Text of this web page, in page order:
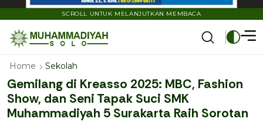
SCROLL UNTUK MELANJUTKAN MEMBACA
Home Sekolah
Gemilang di Kreasso 2025: MBC, Fashion
Show, dan Seni Tapak Suci SMK
Muhammadiyah 5 Surakarta Raih Sorotan